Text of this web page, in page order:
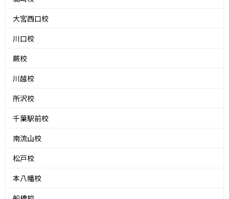
大宮西口校
川口校
蕨校
川越校
所沢校
千葉駅前校
南流山校
松戸校
本八幡校